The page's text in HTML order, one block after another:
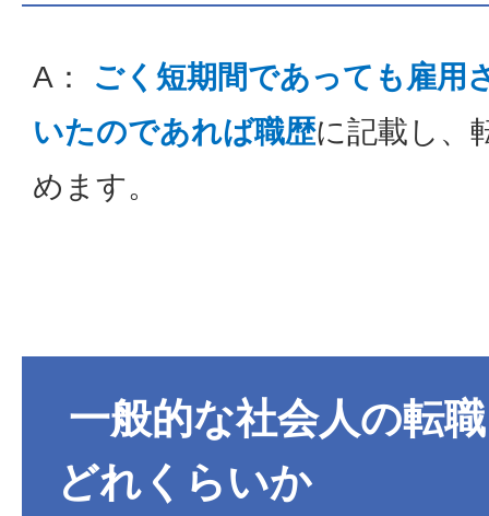
A： ごく短期間であっても雇用
いたのであれば職歴に記載し、
めます。
一般的な社会人の転
どれくらいか